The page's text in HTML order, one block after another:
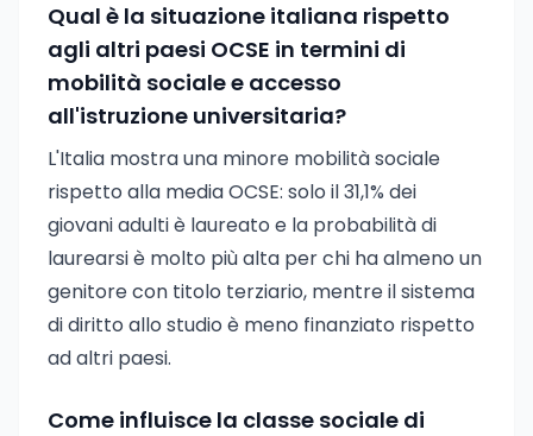
Qual è la situazione italiana rispetto
agli altri paesi OCSE in termini di
mobilità sociale e accesso
all'istruzione universitaria?
L'Italia mostra una minore mobilità sociale
rispetto alla media OCSE: solo il 31,1% dei
giovani adulti è laureato e la probabilità di
laurearsi è molto più alta per chi ha almeno un
genitore con titolo terziario, mentre il sistema
di diritto allo studio è meno finanziato rispetto
ad altri paesi.
Come influisce la classe sociale di